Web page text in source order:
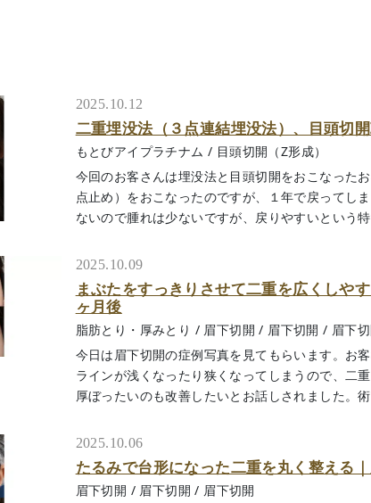
2025.10.12
二重埋没法（３点連結埋没法）、目頭切
もとびアイプラチナム / 目頭切開（Z形成）
今回のお客さんは埋没法と目頭切開をおこなった
点止め）をおこなったのですが、１年で戻ってし
ないので腫れは少ないですが、戻りやすいという
2025.10.09
まぶたをすっきりさせて二重を広くしや
ヶ月後
脂肪とり・厚みとり / 眉下切開 / 眉下切開 / 眉下
今日は眉下切開の症例写真を見てもらいます。お
ラインが浅くなったり狭くなってしまうので、二
厚ぼったいのも改善したいとお話しされました。
2025.10.06
たるみで台形になった二重を丸く整える
眉下切開 / 眉下切開 / 眉下切開